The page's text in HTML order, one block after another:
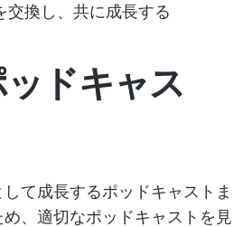
交換し、共に成長する
ドキャス
て成長するポッドキャストま
、適切なポッドキャストを見